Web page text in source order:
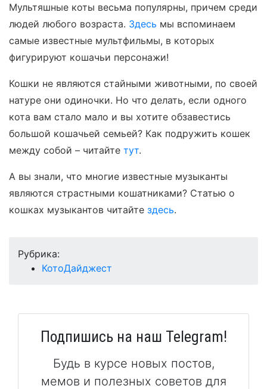
Мультяшные коты весьма популярны, причем среди
людей любого возраста. Здесь мы вспоминаем
самые известные мультфильмы, в которых
фигурируют кошачьи персонажи!
Кошки не являются стайными животными, по своей
натуре они одиночки. Но что делать, если одного
кота вам стало мало и вы хотите обзавестись
большой кошачьей семьей? Как подружить кошек
между собой – читайте тут.
А вы знали, что многие известные музыканты
являются страстными кошатниками? Статью о
кошках музыкантов читайте здесь.
Рубрика:
КотоДайджест
Подпишись на наш Telegram!
Будь в курсе новых постов,
мемов и полезных советов для